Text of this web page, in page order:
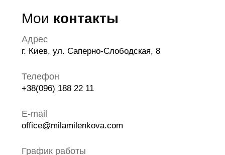
Мои контакты
Адрес
г. Киев, ул. Саперно-Слободская, 8
Телефон
+38(096) 188 22 11
E-mail
office@milamilenkova.com
График работы